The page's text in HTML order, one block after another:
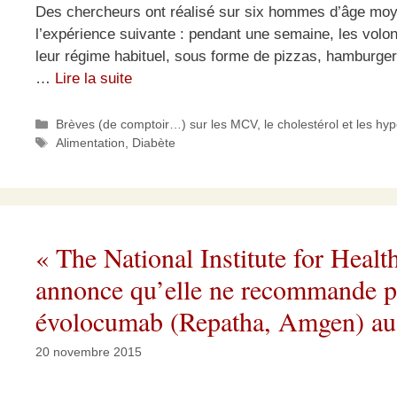
Des chercheurs ont réalisé sur six hommes d’âge
l’expérience suivante : pendant une semaine, les
leur régime habituel, sous forme de pizzas,
… Lire la suite
Catégories
Brèves (de comptoir…) sur les MCV, le cholestérol et les
Étiquettes
Alimentation, Diabète
« The National Institute for
annonce qu’elle ne
évolocumab (Repatha, Amgen)
20 novembre 2015